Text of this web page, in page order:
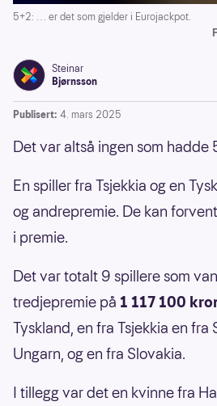
5+2: … er det som gjelder i Eurojackpot.
Steinar
Bjørnsson
Publisert: 4. mars 2025
Det var altså ingen som
En spiller fra Tsjekkia og en
og andrepremie. De kan
i premie.
Det var totalt 9 spillere som
tredjepremie på 1 117 100
Tyskland, en fra Tsjekkia en fra
Ungarn, og en fra Slovakia.
I tillegg var det en kvinne fra